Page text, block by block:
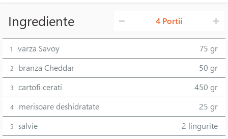
Ingrediente 4 Portii
1 varza Savoy 75 gr
2 branza Cheddar 50 gr
3 cartofi cerati 450 gr
4 merisoare deshidratate 25 gr
5 salvie 2 lingurite